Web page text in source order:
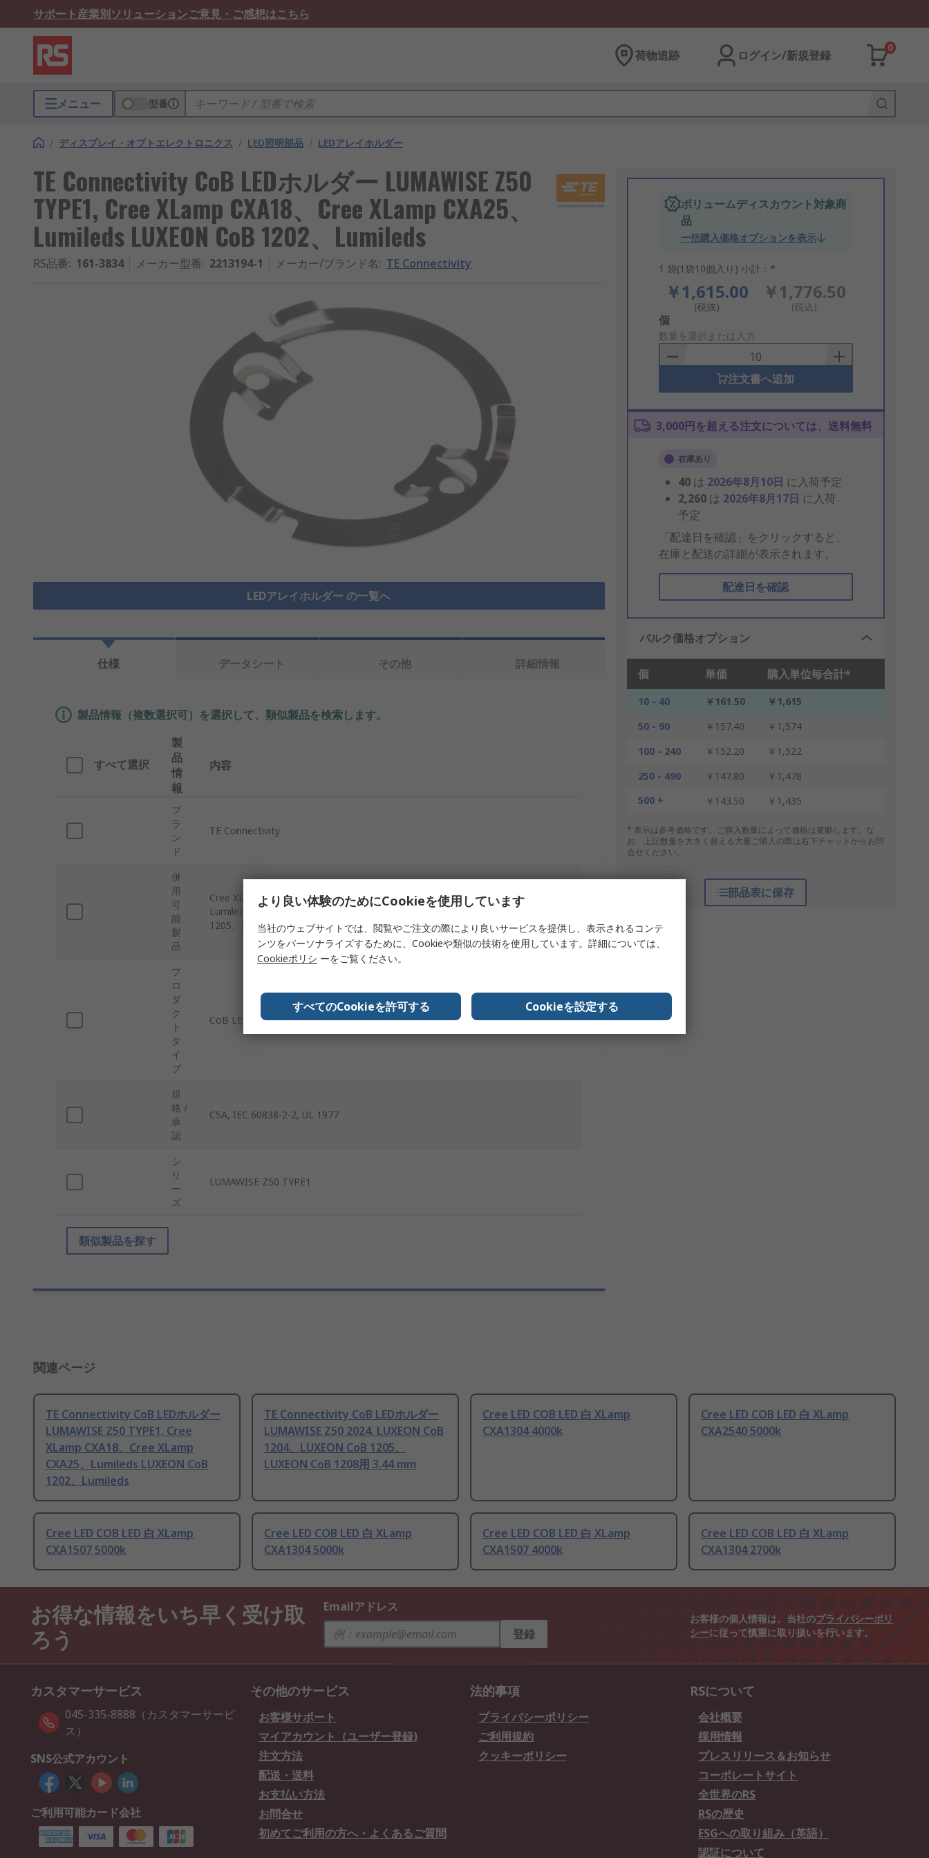
サポート産業別ソリューションご意見・ご感想はこちら
荷物追跡 ログイン/新規登録
0
メニュー 型番
/ ディスプレイ・オプトエレクトロニクス / LED照明部品 / LEDアレイホルダー
TE Connectivity CoB LEDホルダー LUMAWISE Z50
TYPE1, Cree XLamp CXA18、Cree XLamp CXA25、
Lumileds LUXEON CoB 1202、Lumileds
RS品番: 161-3834 メーカー型番: 2213194-1 メーカー/ブランド名: TE Connectivity
LEDアレイホルダー の一覧へ
ボリュームディスカウント対象商
品
一括購入価格オプションを表示
1 袋(1袋10個入り) 小計：*
￥1,615.00
(税抜)
￥1,776.50
(税込)
Add
to
Basket
個
数量を選択または入力
注文書へ追加
3,000円を超える注文については、送料無料
在庫あり
40 は 2026年8月10日 に入荷予定
2,260 は 2026年8月17日 に入荷
予定
「配達日を確認」をクリックすると、
在庫と配送の詳細が表示されます。
配達日を確認
バルク価格オプション
個 単価 購入単位毎合計*
10 - 40 ￥161.50
￥1,615
50 - 90
￥157.40
￥1,574
100 - 240
￥152.20
￥1,522
250 - 490
￥147.80
￥1,478
500 +
￥143.50 ￥1,435
* 表示は参考価格です。ご購入数量によって価格は変動します。な
お、上記数量を大きく超える大量ご購入の際は右下チャットからお問
合せください。
部品表に保存
仕様 データシート その他 詳細情報
製品情報（複数選択可）を選択して、類似製品を検索します。
すべて選択
製
品
情
報
内容
ブ
ラ
ン
ド
TE Connectivity
併
用
可
能
製
品
Cree XLamp CXA18、Cree XLamp CXA25、Lumileds LUXEON CoB 1202、
Lumileds LUXEON K、LUXEON CoB 1203、LUXEON CoB 1204、LUXEON CoB
1205、LUXEON CoB 1208、Samsung LC026B、Samsung LC040B
プ
ロ
ダ
ク
ト
タ
イ
プ
CoB LEDホルダー
規
格 /
承
認
CSA, IEC 60838-2-2, UL 1977
シ
リ
ー
ズ
LUMAWISE Z50 TYPE1
類似製品を探す
関連ページ
TE Connectivity CoB LEDホルダー
LUMAWISE Z50 TYPE1, Cree
XLamp CXA18、Cree XLamp
CXA25、Lumileds LUXEON CoB
1202、Lumileds
TE Connectivity CoB LEDホルダー
LUMAWISE Z50 2024, LUXEON CoB
1204、LUXEON CoB 1205、
LUXEON CoB 1208用 3.44 mm
Cree LED COB LED 白 XLamp
CXA1304 4000k
Cree LED COB LED 白 XLamp
CXA2540 5000k
Cree LED COB LED 白 XLamp
CXA1507 5000k
Cree LED COB LED 白 XLamp
CXA1304 5000k
Cree LED COB LED 白 XLamp
CXA1507 4000k
Cree LED COB LED 白 XLamp
CXA1304 2700k
お得な情報をいち早く受け取
ろう
Emailアドレス
登録
お客様の個人情報は、当社のプライバシーポリ
シーに従って慎重に取り扱いを行います。
カスタマーサービス
045-335-8888（カスタマーサービ
ス）
SNS公式アカウント
ご利用可能カード会社
その他のサービス
お客様サポート
マイアカウント（ユーザー登録)
注文方法
配送・送料
お支払い方法
お問合せ
初めてご利用の方へ・よくあるご質問
法的事項
プライバシーポリシー
ご利用規約
クッキーポリシー
RSについて
会社概要
採用情報
プレスリリース＆お知らせ
コーポレートサイト
全世界のRS
RSの歴史
ESGへの取り組み（英語）
認証について
より良い体験のためにCookieを使用しています
当社のウェブサイトでは、閲覧やご注文の際により良いサービスを提供し、表示されるコンテ
ンツをパーソナライズするために、Cookieや類似の技術を使用しています。詳細については、
Cookieポリシ ーをご覧ください。
すべてのCookieを許可する Cookieを設定する